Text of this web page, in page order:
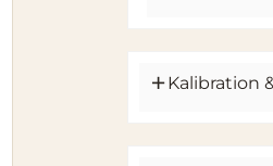
Kalibration